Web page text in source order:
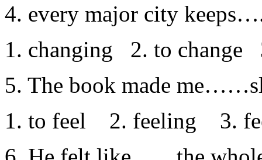
4. every major city
1. changing 2. to change
5. The book made
1. to feel 2. feeling 3.